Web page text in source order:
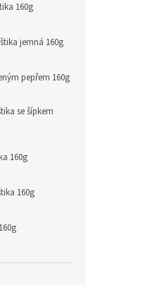
160g
jemná 160g
pepřem 160g
se šípkem
160g
160g